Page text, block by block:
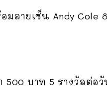
มลายเซ็น Andy
500 บาท 5 รางวัลต่อ